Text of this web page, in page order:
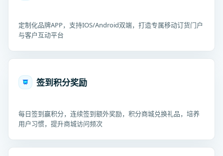
定制化品牌APP，支持IOS/Android双端，打造专属移动订货门户
与客户互动平台
签到积分奖励
每日签到赢积分，连续签到额外奖励，积分商城兑换礼品，培养
用户习惯，提升商城访问频次